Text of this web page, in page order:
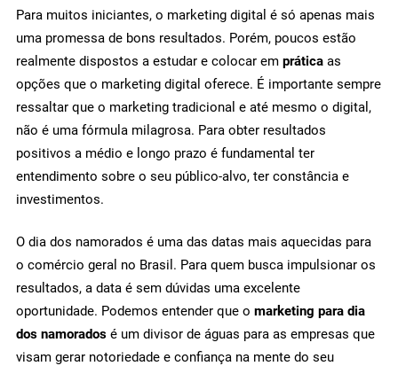
Para muitos iniciantes, o marketing digital é só apenas mais
uma promessa de bons resultados. Porém, poucos estão
realmente dispostos a estudar e colocar em prática as
opções que o marketing digital oferece. É importante sempre
ressaltar que o marketing tradicional e até mesmo o digital,
não é uma fórmula milagrosa. Para obter resultados
positivos a médio e longo prazo é fundamental ter
entendimento sobre o seu público-alvo, ter constância e
investimentos.
O dia dos namorados é uma das datas mais aquecidas para
o comércio geral no Brasil. Para quem busca impulsionar os
resultados, a data é sem dúvidas uma excelente
oportunidade. Podemos entender que o marketing para dia
dos namorados é um divisor de águas para as empresas que
visam gerar notoriedade e confiança na mente do seu